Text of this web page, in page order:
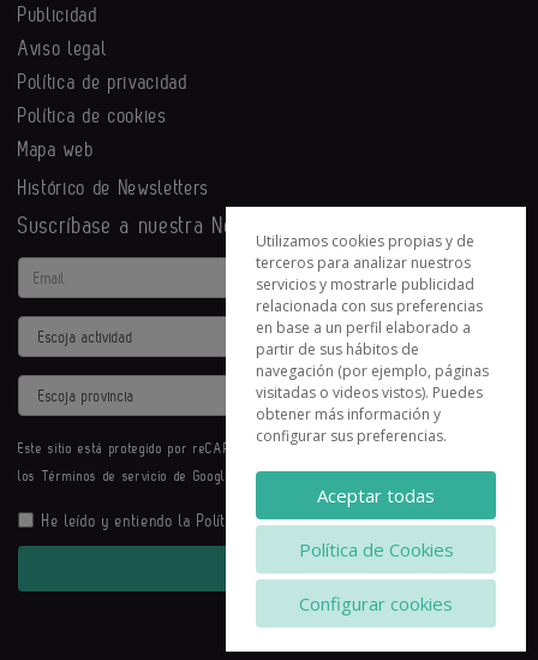
Publicidad
Aviso legal
Política de privacidad
Política de cookies
Mapa web
Histórico de Newsletters
Suscríbase a nuestra Newsletter
Email
Actividad
Provincia
Este sitio está protegido por reCAPTCHA y se aplican la
los Términos de servicio de Google.
He leído y entiendo la Política de Privacidad
Enviar
Utilizamos cookies propias y de
terceros para analizar nuestros
servicios y mostrarle publicidad
relacionada con sus preferencias
en base a un perfil elaborado a
partir de sus hábitos de
navegación (por ejemplo, páginas
visitadas o videos vistos). Puedes
obtener más información y
configurar sus preferencias.
Aceptar todas
Política de Cookies
Configurar cookies